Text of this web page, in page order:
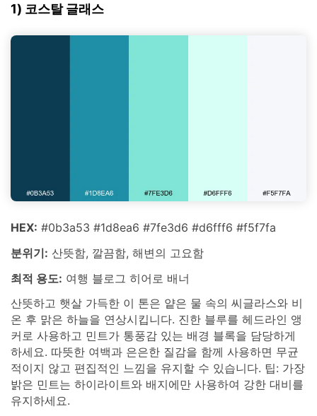
1) 코스탈 글래스
HEX: #0b3a53 #1d8ea6 #7fe3d6 #d6fff6 #f5f7fa
분위기: 산뜻함, 깔끔함, 해변의 고요함
최적 용도: 여행 블로그 히어로 배너
산뜻하고 햇살 가득한 이 톤은 얕은 물 속의 씨글라스와 비
온 후 맑은 하늘을 연상시킵니다. 진한 블루를 헤드라인 앵
커로 사용하고 민트가 통풍감 있는 배경 블록을 담당하게
하세요. 따뜻한 여백과 은은한 질감을 함께 사용하면 무균
적이지 않고 편집적인 느낌을 유지할 수 있습니다. 팁: 가장
밝은 민트는 하이라이트와 배지에만 사용하여 강한 대비를
유지하세요.